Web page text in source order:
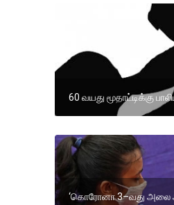
60 வயது மூதாட்டிக்கு
‘கொரோனா 3–வது அலை